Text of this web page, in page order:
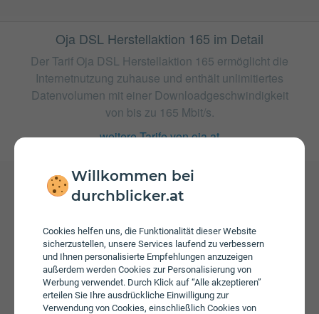
Willkommen bei
durchblicker.at
Cookies helfen uns, die Funktionalität dieser Website
sicherzustellen, unsere Services laufend zu verbessern
und Ihnen personalisierte Empfehlungen anzuzeigen
außerdem werden Cookies zur Personalisierung von
Werbung verwendet. Durch Klick auf “Alle akzeptieren”
erteilen Sie Ihre ausdrückliche Einwilligung zur
Verwendung von Cookies, einschließlich Cookies von
Oja DSL Herstellaktion 165 im Detail
Der Tarif Oja DSL Herstellaktion 165 ermöglicht die
Internetnutzung zuhause und enthält unlimitiertes
Datenvolumen mit einer Downloadgeschwindigkeit
von bis zu 165 Mbit/s.
weitere Tarife von oja.at
Beim Tarif Oja DSL Herstellaktion 165 fallen monatliche
Gebühren von € 34,00 an. Weiters fallen einmalige
Gebühren von bis zu € 60,00 an.